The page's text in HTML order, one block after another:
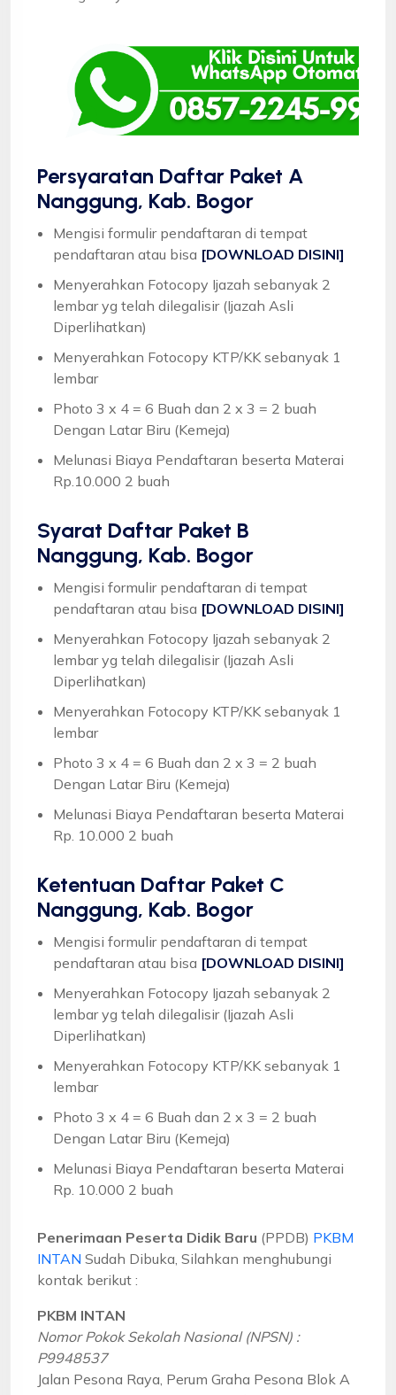
Persyaratan Daftar Paket A
Nanggung, Kab. Bogor
Mengisi formulir pendaftaran di tempat
pendaftaran atau bisa [DOWNLOAD DISINI]
Menyerahkan Fotocopy Ijazah sebanyak 2
lembar yg telah dilegalisir (Ijazah Asli
Diperlihatkan)
Menyerahkan Fotocopy KTP/KK sebanyak 1
lembar
Photo 3 x 4 = 6 Buah dan 2 x 3 = 2 buah
Dengan Latar Biru (Kemeja)
Melunasi Biaya Pendaftaran beserta Materai
Rp.10.000 2 buah
Syarat Daftar Paket B
Nanggung, Kab. Bogor
Mengisi formulir pendaftaran di tempat
pendaftaran atau bisa [DOWNLOAD DISINI]
Menyerahkan Fotocopy Ijazah sebanyak 2
lembar yg telah dilegalisir (Ijazah Asli
Diperlihatkan)
Menyerahkan Fotocopy KTP/KK sebanyak 1
lembar
Photo 3 x 4 = 6 Buah dan 2 x 3 = 2 buah
Dengan Latar Biru (Kemeja)
Melunasi Biaya Pendaftaran beserta Materai
Rp. 10.000 2 buah
Ketentuan Daftar Paket C
Nanggung, Kab. Bogor
Mengisi formulir pendaftaran di tempat
pendaftaran atau bisa [DOWNLOAD DISINI]
Menyerahkan Fotocopy Ijazah sebanyak 2
lembar yg telah dilegalisir (Ijazah Asli
Diperlihatkan)
Menyerahkan Fotocopy KTP/KK sebanyak 1
lembar
Photo 3 x 4 = 6 Buah dan 2 x 3 = 2 buah
Dengan Latar Biru (Kemeja)
Melunasi Biaya Pendaftaran beserta Materai
Rp. 10.000 2 buah
Penerimaan Peserta Didik Baru (PPDB) PKBM
INTAN Sudah Dibuka, Silahkan menghubungi
kontak berikut :
PKBM INTAN
Nomor Pokok Sekolah Nasional (NPSN) :
P9948537
Jalan Pesona Raya, Perum Graha Pesona Blok A